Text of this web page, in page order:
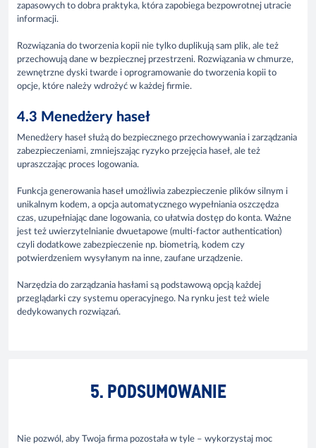
zapasowych to dobra praktyka, która zapobiega bezpowrotnej utracie
informacji.
Rozwiązania do tworzenia kopii nie tylko duplikują sam plik, ale też
przechowują dane w bezpiecznej przestrzeni. Rozwiązania w chmurze,
zewnętrzne dyski twarde i oprogramowanie do tworzenia kopii to
opcje, które należy wdrożyć w każdej firmie.
4.3 Menedżery haseł
Menedżery haseł służą do bezpiecznego przechowywania i zarządzania
zabezpieczeniami, zmniejszając ryzyko przejęcia haseł, ale też
upraszczając proces logowania.
Funkcja generowania haseł umożliwia zabezpieczenie plików silnym i
unikalnym kodem, a opcja automatycznego wypełniania oszczędza
czas, uzupełniając dane logowania, co ułatwia dostęp do konta. Ważne
jest też uwierzytelnianie dwuetapowe (multi-factor authentication)
czyli dodatkowe zabezpieczenie np. biometrią, kodem czy
potwierdzeniem wysyłanym na inne, zaufane urządzenie.
Narzędzia do zarządzania hasłami są podstawową opcją każdej
przeglądarki czy systemu operacyjnego. Na rynku jest też wiele
dedykowanych rozwiązań.
5. PODSUMOWANIE
Nie pozwól, aby Twoja firma pozostała w tyle – wykorzystaj moc